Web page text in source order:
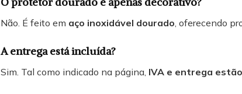
Não. É feito em aço inoxidável dourado , oferecendo
A entrega está incluída?
Sim. Tal como indicado na página, IVA e entrega